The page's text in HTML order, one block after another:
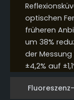
optischen
früheren
um 38%
der
±4,2% auf